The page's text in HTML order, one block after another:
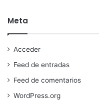
Meta
Acceder
Feed de entradas
Feed de comentarios
WordPress.org